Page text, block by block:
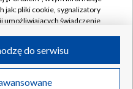
S.A. w likwidacji
jak: pliki cookie, sygnalizatory
umożliwiających świadczenie
przez Ciebie
do serwisu